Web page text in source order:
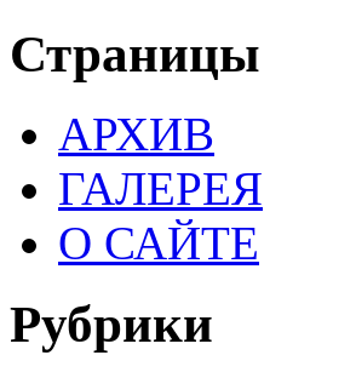
Страницы
АРХИВ
ГАЛЕРЕЯ
О САЙТЕ
Рубрики